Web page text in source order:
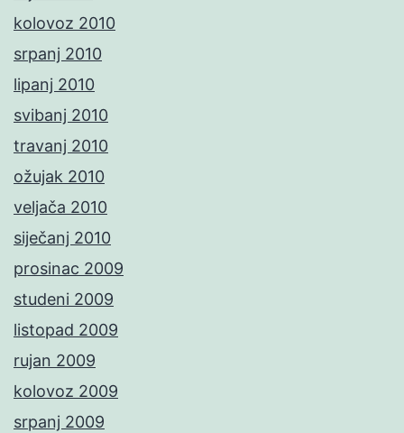
kolovoz 2010
srpanj 2010
lipanj 2010
svibanj 2010
travanj 2010
ožujak 2010
veljača 2010
siječanj 2010
prosinac 2009
studeni 2009
listopad 2009
rujan 2009
kolovoz 2009
srpanj 2009